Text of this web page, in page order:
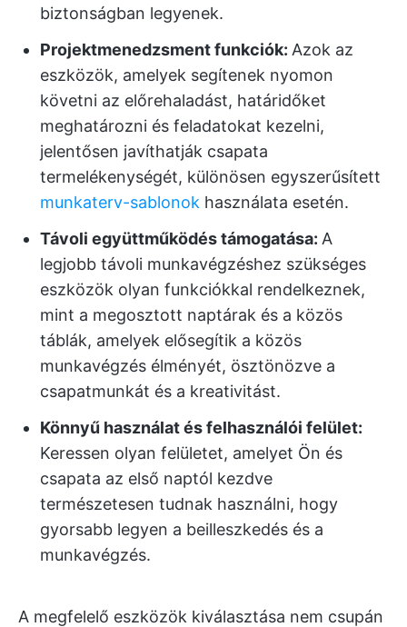
biztonságban legyenek.
Projektmenedzsment funkciók: Azok az
eszközök, amelyek segítenek nyomon
követni az előrehaladást, határidőket
meghatározni és feladatokat kezelni,
jelentősen javíthatják csapata
termelékenységét, különösen egyszerűsített
munkaterv-sablonok használata esetén.
Távoli együttműködés támogatása: A
legjobb távoli munkavégzéshez szükséges
eszközök olyan funkciókkal rendelkeznek,
mint a megosztott naptárak és a közös
táblák, amelyek elősegítik a közös
munkavégzés élményét, ösztönözve a
csapatmunkát és a kreativitást.
Könnyű használat és felhasználói felület:
Keressen olyan felületet, amelyet Ön és
csapata az első naptól kezdve
természetesen tudnak használni, hogy
gyorsabb legyen a beilleszkedés és a
munkavégzés.
A megfelelő eszközök kiválasztása nem csupán